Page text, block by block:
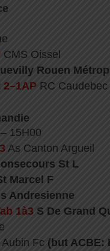
CMS Oissel
Rouen
2–1AP RC Caudebec
15H00
As Canton Argueil
St L
Marcel F
Andresienne
1à3 S De Grand
Aubin Fc (but ACBE: